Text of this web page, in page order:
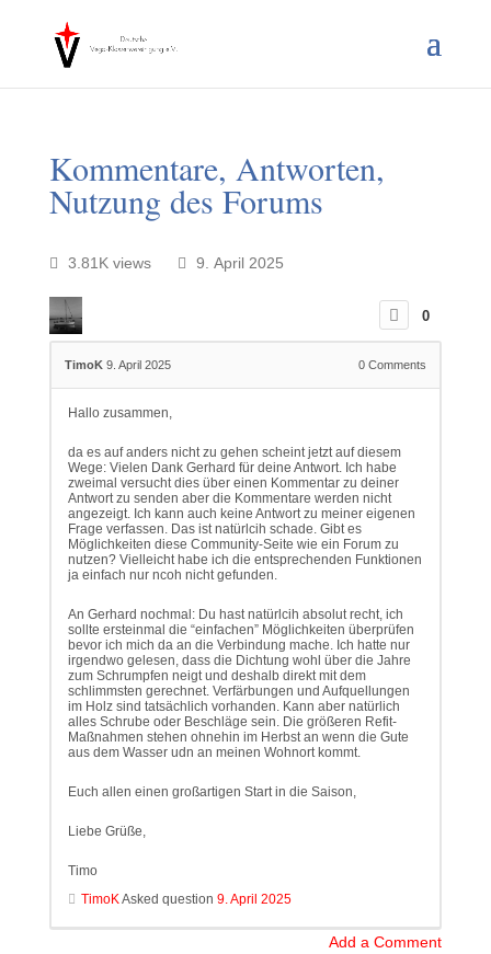
Kommentare, Antworten,
Nutzung des Forums
3.81K views 9. April 2025
0
TimoK 9. April 2025 0 Comments
Hallo zusammen,
da es auf anders nicht zu gehen scheint jetzt auf diesem
Wege: Vielen Dank Gerhard für deine Antwort. Ich habe
zweimal versucht dies über einen Kommentar zu deiner
Antwort zu senden aber die Kommentare werden nicht
angezeigt. Ich kann auch keine Antwort zu meiner eigenen
Frage verfassen. Das ist natürlcih schade. Gibt es
Möglichkeiten diese Community-Seite wie ein Forum zu
nutzen? Vielleicht habe ich die entsprechenden Funktionen
ja einfach nur ncoh nicht gefunden.
An Gerhard nochmal: Du hast natürlcih absolut recht, ich
sollte ersteinmal die “einfachen” Möglichkeiten überprüfen
bevor ich mich da an die Verbindung mache. Ich hatte nur
irgendwo gelesen, dass die Dichtung wohl über die Jahre
zum Schrumpfen neigt und deshalb direkt mit dem
schlimmsten gerechnet. Verfärbungen und Aufquellungen
im Holz sind tatsächlich vorhanden. Kann aber natürlich
alles Schrube oder Beschläge sein. Die größeren Refit-
Maßnahmen stehen ohnehin im Herbst an wenn die Gute
aus dem Wasser udn an meinen Wohnort kommt.
Euch allen einen großartigen Start in die Saison,
Liebe Grüße,
Timo
TimoK Asked question 9. April 2025
Add a Comment